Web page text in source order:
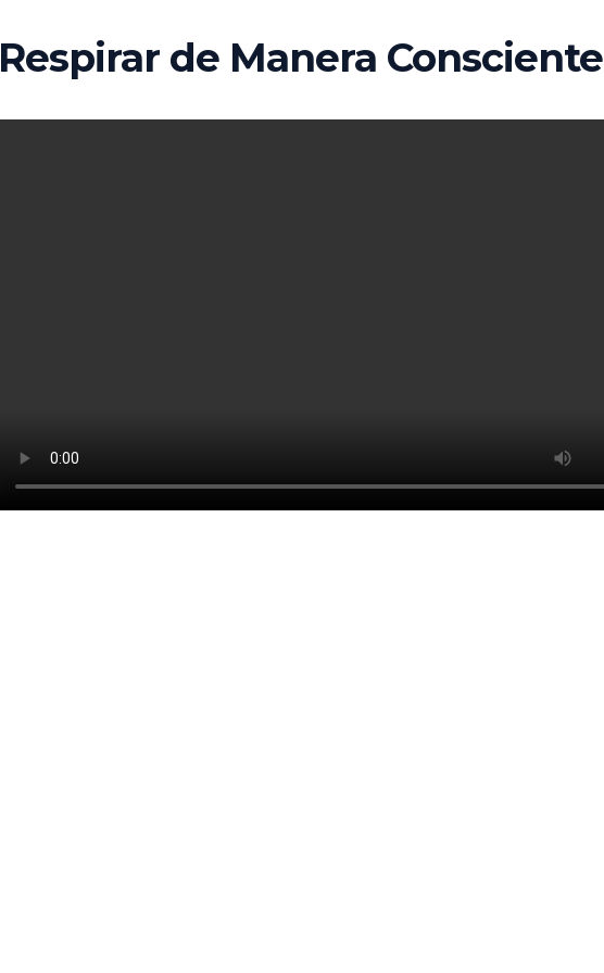
Respirar de Manera Consciente